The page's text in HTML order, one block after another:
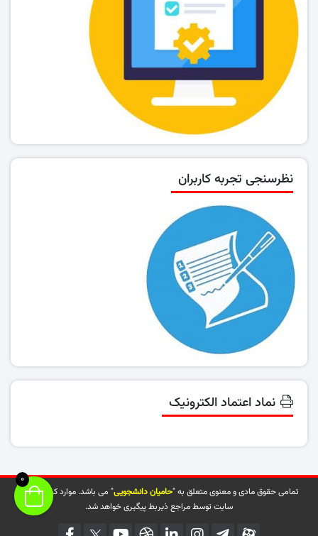
نظرسنجی تجربه کاربران
نماد اعتماد الکترونیک
تمامی حقوق مادی و معنوی متعلق به "حامیان دانشجویی" می باشد. موارد کپی شده از
سایت توسط مراجع ذیربط پیگیری خواهد شد.
0